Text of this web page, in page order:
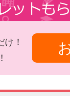
け！